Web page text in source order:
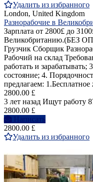
Удалить из избранного
London, United Kingdom
Разнорабочие в
Зарплата от 2800£ до
Великобританию.(БЕЗ
Грузчик Сборщик
Рабочий на склад
работать и
состояние; 4.
предлагаем:
2800.00 £
3 лет назад Ищут работу
2800.00 £
Написать
2800.00 £
Удалить из избранного